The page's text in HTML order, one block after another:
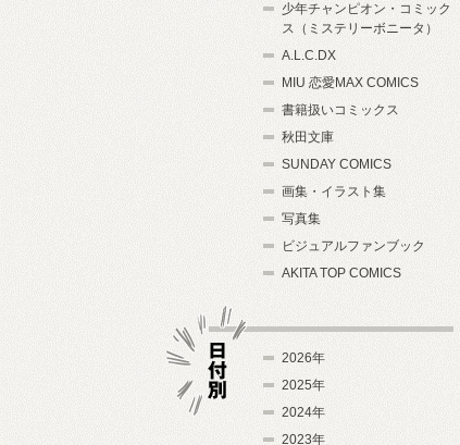
少年チャンピオン・コミック
ス（ミステリーボニータ）
A.L.C.DX
MIU 恋愛MAX COMICS
書籍扱いコミックス
秋田文庫
SUNDAY COMICS
画集・イラスト集
写真集
ビジュアルファンブック
AKITA TOP COMICS
2026年
2025年
2024年
2023年